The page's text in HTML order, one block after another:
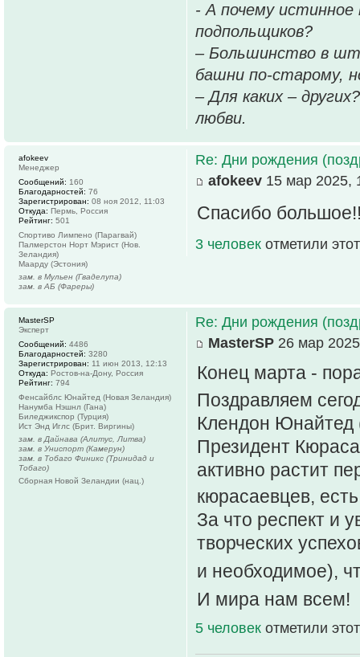
- А почему
подпольщиков?
– Большинство в
башни по-старому,
– Для каких –
любви.
Re: Дни рождения
afokeev 15 мар 2025,
Спасибо
3 человек отметили
afokeev
Менеджер
Сообщений: 160
Благодарностей: 76
Зарегистрирован: 08 ноя 2012, 11:03
Откуда: Пермь, Россия
Рейтинг: 501
Спортиво Лимпено (Парагвай)
Палмерстон Норт Мэрист (Нов.
Зеландия)
Маарду (Эстония)
зам. в Мульен (Гваделупа)
зам. в АБ (Фареры)
Re: Дни рождения
MasterSP 26 мар
Конец марта -
Поздравляем
Клендон Юнайтед
Президент
активно растит
кюрасаевцев,
За что респект и
творческих
и необходимое),
И мира нам всем!
5 человек отметили
MasterSP
Эксперт
Сообщений: 4486
Благодарностей: 3280
Зарегистрирован: 11 июн 2013, 12:13
Откуда: Ростов-на-Дону, Россия
Рейтинг: 794
Фенсайблс Юнайтед (Новая Зеландия)
Нанумба Нэшнл (Гана)
Биледжикспор (Турция)
Ист Энд Иглс (Брит. Виргины)
зам. в Дайнава (Алитус, Литва)
зам. в Униспорт (Камерун)
зам. в Тобаго Финикс (Тринидад и
Тобаго)
Сборная Новой Зеландии (нац.)